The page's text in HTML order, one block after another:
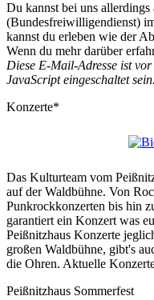
Du kannst bei uns
(Bundesfreiwilligendienst)
kannst du erleben wie der
Wenn du mehr darüber
Diese E-Mail-Adresse ist
JavaScript eingeschaltet sein.
Konzerte*
Das Kulturteam vom
auf der Waldbühne. Von
Punkrockkonzerten bis hin
garantiert ein Konzert was
Peißnitzhaus Konzerte
großen Waldbühne, gibt's
die Ohren. Aktuelle
Peißnitzhaus Sommerfest